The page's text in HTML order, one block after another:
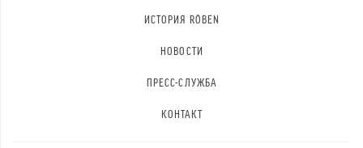
ИСТОРИЯ RÖBEN
НОВОСТИ
ПРЕСС-СЛУЖБА
КОНТАКТ